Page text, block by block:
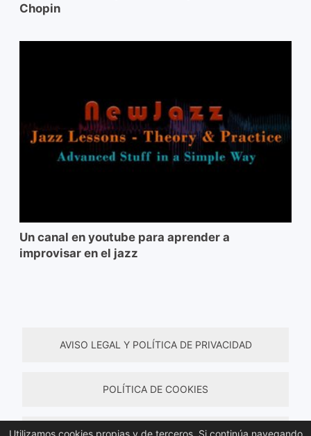
Chopin
Un canal en youtube para aprender a
improvisar en el jazz
Utilizamos cookies propias y de terceros. Si continúa navegando
AVISO LEGAL Y POLÍTICA DE PRIVACIDAD
POLÍTICA DE COOKIES
TÉRMINOS Y CONDICIONES DE COMPRA